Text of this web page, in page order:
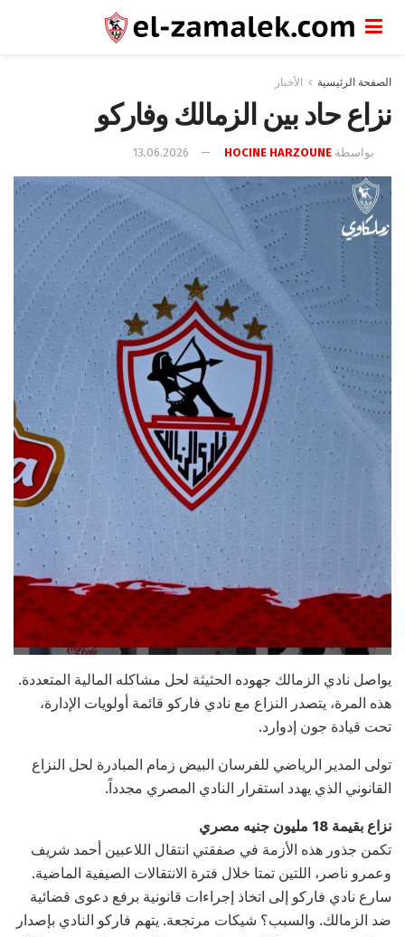
الصفحة الرئيسية الأخبار
نزاع حاد بين الزمالك وفاركو
بواسطة HOCINE HARZOUNE
13.06.2026
يواصل نادي الزمالك جهوده الحثيثة لحل مشاكله المالية المتعددة.
هذه المرة، يتصدر النزاع مع نادي فاركو قائمة أولويات الإدارة،
تحت قيادة جون إدوارد.
تولى المدير الرياضي للفرسان البيض زمام المبادرة لحل النزاع
القانوني الذي يهدد استقرار النادي المصري مجدداً.
نزاع بقيمة 18 مليون جنيه مصري
تكمن جذور هذه الأزمة في صفقتي انتقال اللاعبين أحمد شريف
وعمرو ناصر، اللتين تمتا خلال فترة الانتقالات الصيفية الماضية.
سارع نادي فاركو إلى اتخاذ إجراءات قانونية برفع دعوى قضائية
ضد الزمالك. والسبب؟ شيكات مرتجعة. يتهم فاركو النادي بإصدار